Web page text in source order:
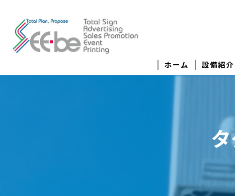
ホーム 設備紹介